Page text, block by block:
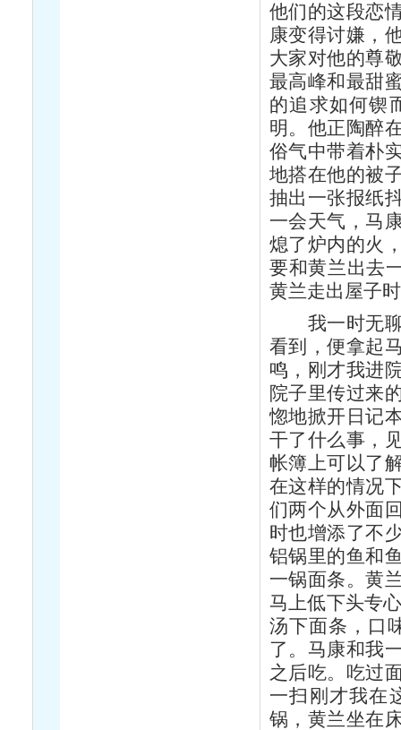
他们的这段恋
康变得讨嫌，
大家对他的尊
最高峰和最甜
的追求如何锲
明。他正陶醉
俗气中带着朴
地搭在他的被
抽出一张报纸
一会天气，马
熄了炉内的火
要和黄兰出去
黄兰走出屋子
我一时无聊
看到，便拿起
鸣，刚才我进
院子里传过来
惚地掀开日记
干了什么事，
帐簿上可以了
在这样的情况
们两个从外面
时也增添了不
铝锅里的鱼和
一锅面条。黄
马上低下头专
汤下面条，口
了。马康和我
之后吃。吃过
一扫刚才我在
锅，黄兰坐在